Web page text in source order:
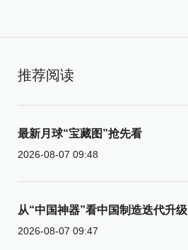
推荐阅读
最新月球“宝藏图”抢先看
2026-08-07 09:48
从“中国神器”看中国制造迭代升级
2026-08-07 09:47